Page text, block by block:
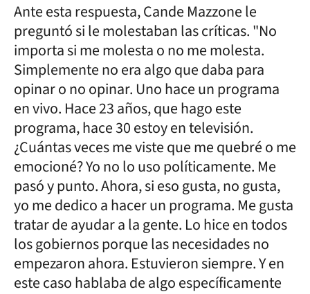
Ante esta respuesta, Cande Mazzone le
preguntó si le molestaban las críticas. "No
importa si me molesta o no me molesta.
Simplemente no era algo que daba para
opinar o no opinar. Uno hace un programa
en vivo. Hace 23 años, que hago este
programa, hace 30 estoy en televisión.
¿Cuántas veces me viste que me quebré o me
emocioné? Yo no lo uso políticamente. Me
pasó y punto. Ahora, si eso gusta, no gusta,
yo me dedico a hacer un programa. Me gusta
tratar de ayudar a la gente. Lo hice en todos
los gobiernos porque las necesidades no
empezaron ahora. Estuvieron siempre. Y en
este caso hablaba de algo específicamente